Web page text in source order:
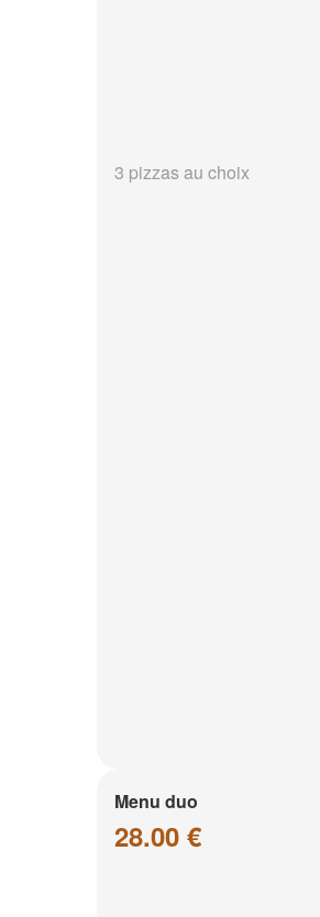
3 pizzas au choix
Menu duo
28.00 €